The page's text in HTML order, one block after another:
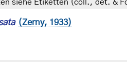
siehe Etiketten (coll., det. &
(Zerny, 1933)